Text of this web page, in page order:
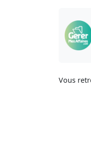
Vous